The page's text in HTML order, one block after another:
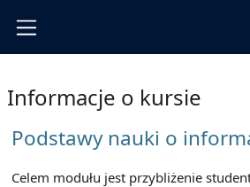
Informacje o kursie
Podstawy nauki o
Celem modułu jest przybliżenie